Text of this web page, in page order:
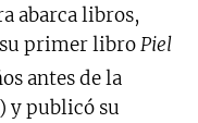
abarca libros,
primer libroPiel
antes de la
y publicó su